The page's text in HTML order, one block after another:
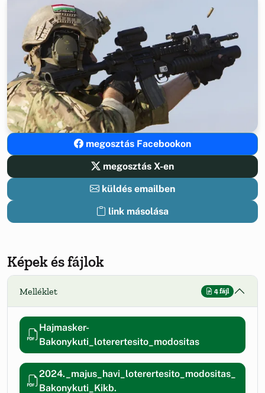
megosztás Facebookon
megosztás X-en
küldés emailben
link másolása
Képek és fájlok
Melléklet 4 fájl
Hajmasker-
Bakonykuti_loterertesito_modositas
2024._majus_havi_loterertesito_modositas_
Bakonykuti_Kikb.